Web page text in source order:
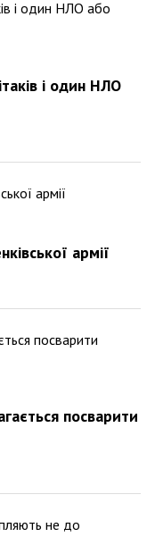
і один НЛО
армії
посварити